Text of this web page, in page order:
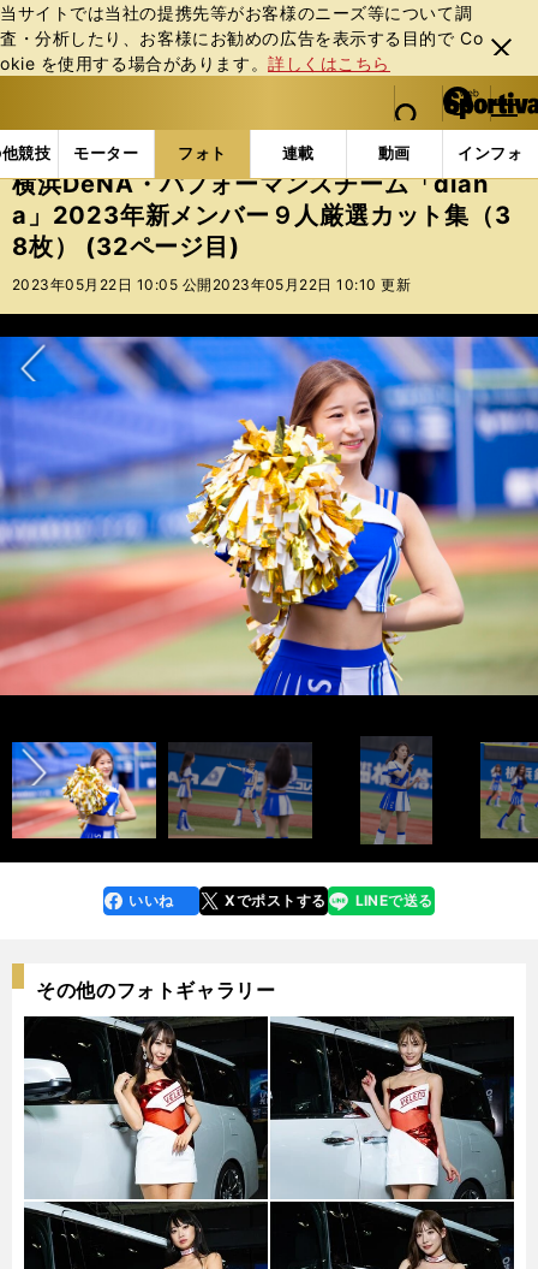
当サイトでは当社の提携先等がお客様のニーズ等について調
査・分析したり、お客様にお勧めの広告を表⽰する⽬的で Co
okie を使⽤する場合があります。詳しくはこちら
閉じ
る
web Sportiva (webスポルティーバ)
検索
マイペ
ー
ジ
メニュ
競技 モーター フォト 連載 動画 インフォ
b
ス
ポ
ル
テ
ー
バ
フォトギャラリー 横浜DeNA・パフォーマンスチー
横浜DeNA・パフォーマンスチーム「dian
a」2023年新メンバー９人厳選カット集（3
8枚） (32ページ目)
2023年05月22日 10:05 公開 2023年05月22日 10:10 更新
インタビュー記事&メンバー紹介ムービー＞＞
photo by Tatematsu Naozumi
Arisa
Iroha
Misaki
Nagisa
Rei
Reina
Shione
Yui
Yukiha
インタビュー記事&メンバー紹介ムービー＞＞
photo by Tatematsu Naozumi
前へ
faceboo
k
いいね Xでポストする
line LINEで送る
その他のフォトギャラリー